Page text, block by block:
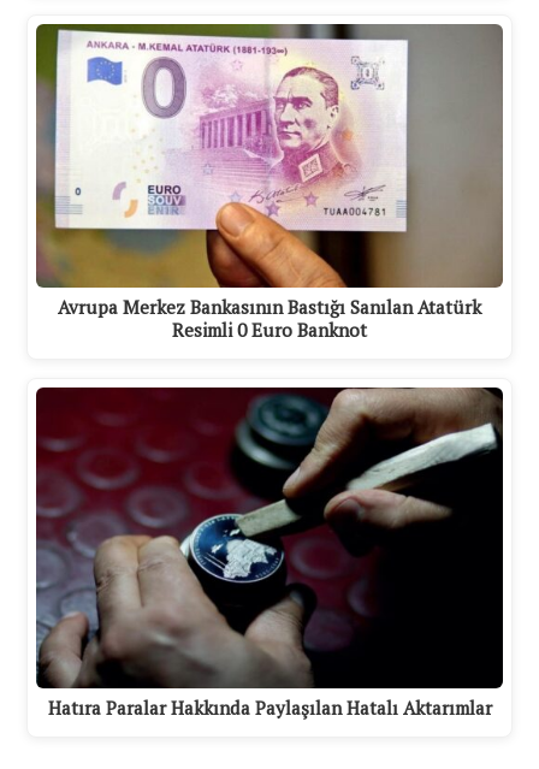
Avrupa Merkez Bankasının Bastığı Sanılan Atatürk
Resimli 0 Euro Banknot
Hatıra Paralar Hakkında Paylaşılan Hatalı Aktarımlar